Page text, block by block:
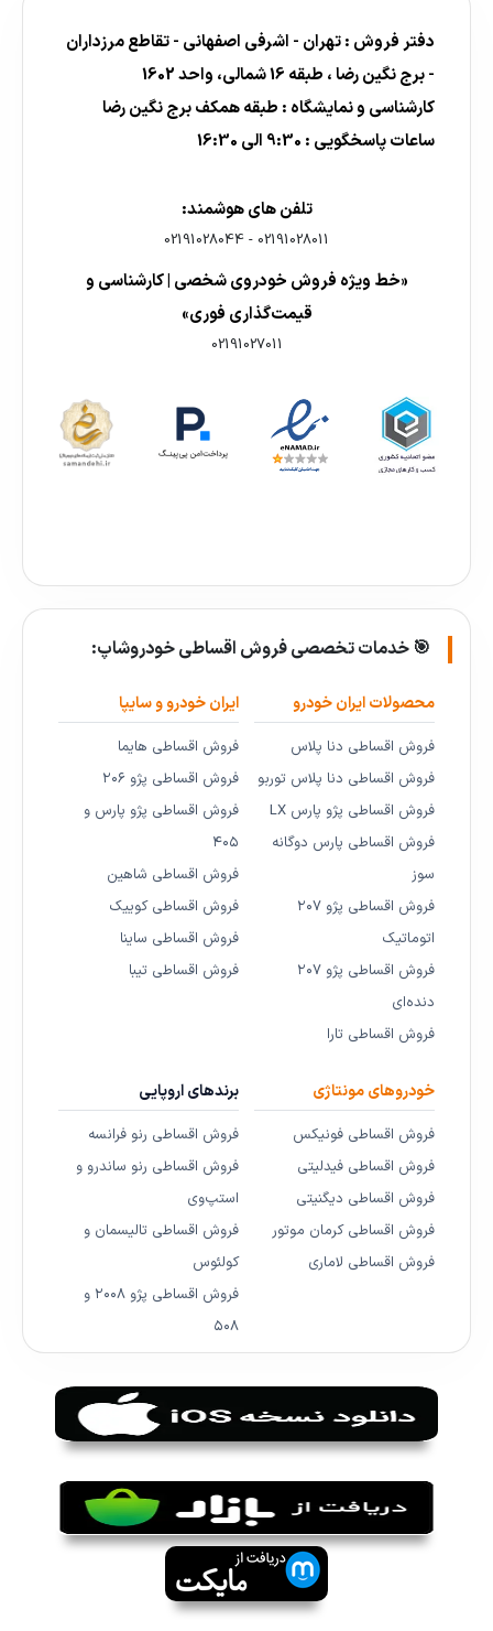
دفتر فروش : تهران - اشرفی اصفهانی - تقاطع مرزداران
- برج نگین رضا ، طبقه 16 شمالی، واحد 1602
کارشناسی و نمایشگاه : طبقه همکف برج نگین رضا
ساعات پاسخگویی : 9:30 الی 16:30
تلفن های هوشمند:
02191028011
-
02191028044
«خط ویژه فروش خودروی شخصی | کارشناسی و
قیمت‌گذاری فوری»
02191027011
🎯 خدمات تخصصی فروش اقساطی خودروشاپ:
محصولات ایران خودرو
فروش اقساطی دنا پلاس
فروش اقساطی دنا پلاس توربو
فروش اقساطی پژو پارس LX
فروش اقساطی پارس دوگانه
سوز
فروش اقساطی پژو ۲۰۷
اتوماتیک
فروش اقساطی پژو ۲۰۷
دنده‌ای
فروش اقساطی تارا
ایران خودرو و سایپا
فروش اقساطی هایما
فروش اقساطی پژو ۲۰۶
فروش اقساطی پژو پارس و
۴۰۵
فروش اقساطی شاهین
فروش اقساطی کوییک
فروش اقساطی ساینا
فروش اقساطی تیبا
خودروهای مونتاژی
فروش اقساطی فونیکس
فروش اقساطی فیدلیتی
فروش اقساطی دیگنیتی
فروش اقساطی کرمان موتور
فروش اقساطی لاماری
برندهای اروپایی
فروش اقساطی رنو فرانسه
فروش اقساطی رنو ساندرو و
استپ‌وی
فروش اقساطی تالیسمان و
کولئوس
فروش اقساطی پژو ۲۰۰۸ و
۵۰۸